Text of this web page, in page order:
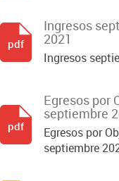
Ingresos
2021
Ingresos
pdf
Egresos por
septiembre
Egresos por
septiembre
pdf